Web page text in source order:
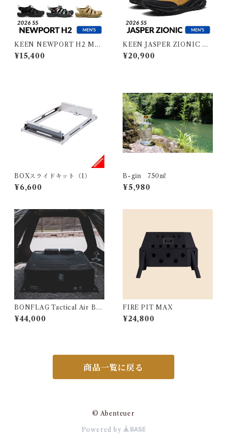
KEEN NEWPORT H2 ME
N キーン ニューポート エイチ
ツー メンズ
¥15,400
KEEN JASPER ZIONIC M
EN キーン ジャスパーザイオ
ニック メンズ
¥20,900
BOXスライドキット（1）
¥6,600
B-gin 750㎖
¥5,980
BONFLAG Tactical Air Bed
2P
¥44,000
FIRE PIT MAX
¥24,800
商品一覧に戻る
© Abenteuer
Powered by